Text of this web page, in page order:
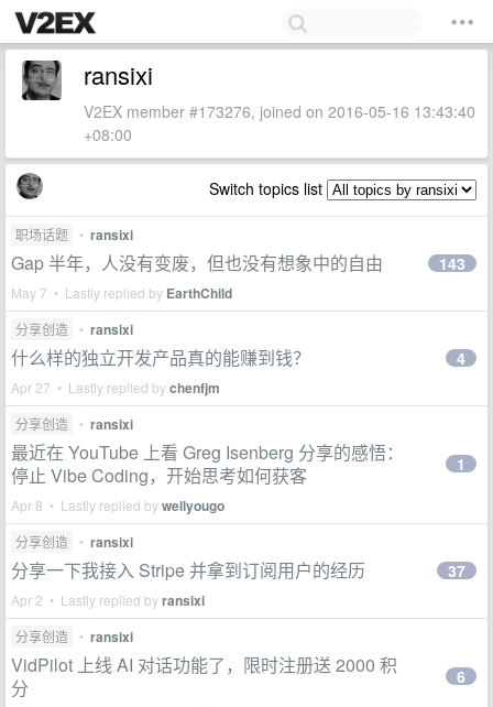
ransixi
V2EX member #173276, joined on 2016-05-16 13:43:40
+08:00
Switch topics list
职场话题 • ransixi
Gap 半年，人没有变废，但也没有想象中的自由
May 7 • Lastly replied by EarthChild
143
分享创造 • ransixi
什么样的独立开发产品真的能赚到钱？
Apr 27 • Lastly replied bychenfjm
4
分享创造 • ransixi
最近在 YouTube 上看 Greg Isenberg 分享的感悟：
停止 Vibe Coding，开始思考如何获客
Apr 8 • Lastly replied bywellyougo
1
分享创造 • ransixi
分享一下我接入 Stripe 并拿到订阅用户的经历
Apr 2 • Lastly replied byransixi
37
分享创造 • ransixi
VidPilot 上线 AI 对话功能了，限时注册送 2000 积
分
6